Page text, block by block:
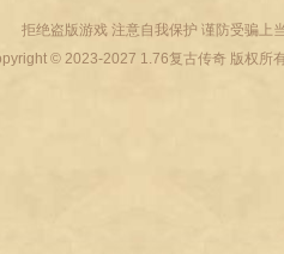
拒绝盗版游戏 注意自我保护 谨防受骗上
© 2023-2027 1.76复古传奇版权所